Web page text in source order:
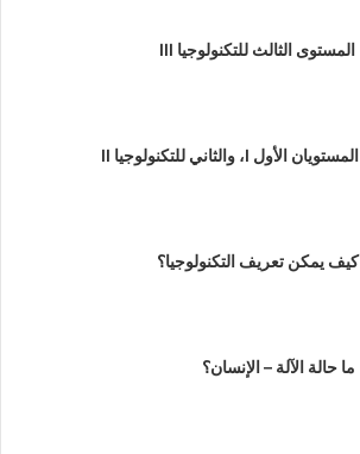
المستوى الثالث للتكنولوجيا III
المستويان الأول I، والثاني للتكنولوجيا II
كيف يمكن تعريف التكنولوجيا؟
ما حالة الآلة – الإنسان؟